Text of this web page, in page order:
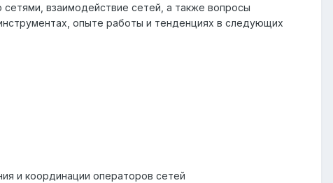
взаимодействие сетей, а также вопросы
опыте работы и тенденциях в следующих
и координации операторов сетей